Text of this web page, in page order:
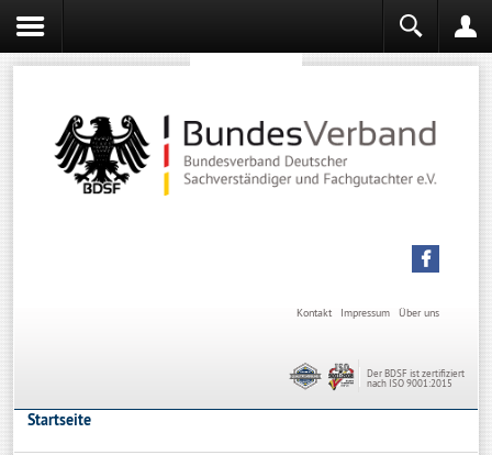
Über uns
Impressum
Kontakt
Der BDSF ist zertifiziert
nach ISO 9001:2015
Startseite